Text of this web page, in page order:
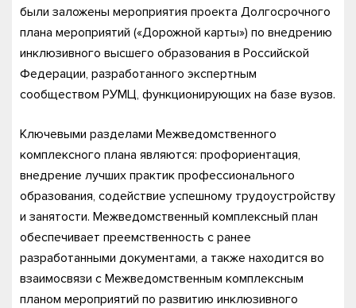
были заложены мероприятия проекта Долгосрочного
плана мероприятий («Дорожной карты») по внедрению
инклюзивного высшего образования в Российской
Федерации, разработанного экспертным
сообществом РУМЦ, функционирующих на базе вузов.
Ключевыми разделами Межведомственного
комплексного плана являются: профориентация,
внедрение лучших практик профессионального
образования, содействие успешному трудоустройству
и занятости. Межведомственный комплексный план
обеспечивает преемственность с ранее
разработанными документами, а также находится во
взаимосвязи с Межведомственным комплексным
планом мероприятий по развитию инклюзивного